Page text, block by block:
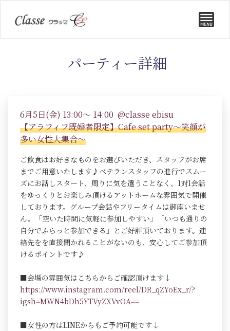
パーティー詳細
6月5日(金) 13:00～ 14:00 @classe ebisu
【アラフィフ既婚者限定】Cafe set party～笑顔が
多い女性大集合～
ご飲食はお好きなものをお選びいただき、スタッフがお席
までご用意いたします♪ベテランスタッフの進行でスムー
ズにお話しスタート、周りに気を遣うことなく、1対1会話
をゆっくりとお楽しみ頂けるアットホームな雰囲気で開催
しております。グループ会話やフリータイムは御座いませ
ん。「空いた時間に気軽に参加しやすい」「いつも通りの
自分でふらっと参加できる」とご好評頂いております。連
絡先をを直接聞かれることがないのも、安心してご参加頂
けるポイントです♪
■会場の雰囲気はこちらからご確認頂けます↓
https://www.instagram.com/reel/DR_qZYoEx_r/?
igsh=MWN4bDh5YTVyZXVvOA==
■女性の方はLINEからもご予約可能です↓